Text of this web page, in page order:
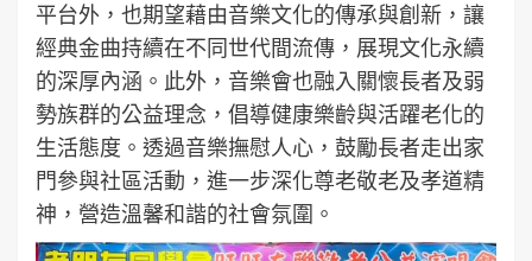
平台外，也期望藉由音樂文化的傳承與創新，讓
經典金曲持續在不同世代間流傳，展現文化永續
的深厚內涵。此外，音樂會也融入關懷長者及弱
勢族群的公益理念，倡導健康樂齡與活躍老化的
生活態度。透過音樂撫慰人心，鼓勵長者走出家
門參與社區活動，進一步深化尊老敬老及孝道精
神，營造溫馨和諧的社會氛圍。